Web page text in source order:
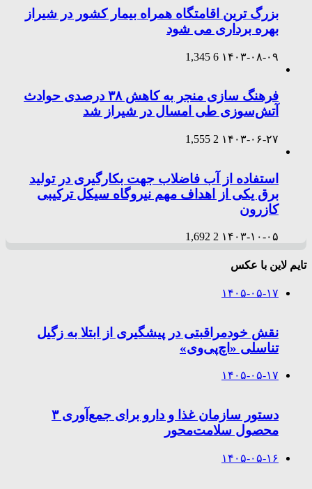
بزرگ ترین اقامتگاه همراه بیمار کشور در شیراز
بهره برداری می شود
۱۴۰۳-۰۸-۰۹ 6
1,345
فرهنگ سازی منجر به کاهش ۳۸ درصدی حوادث
آتش‌سوزی طی امسال در شیراز شد
۱۴۰۳-۰۶-۲۷ 2
1,555
استفاده از آب فاضلاب جهت بکارگیری در تولید
برق یکی از اهداف مهم نیروگاه سیکل ترکیبی
کازرون
۱۴۰۳-۱۰-۰۵ 2
1,692
تایم لاین با عکس
۱۴۰۵-۰۵-۱۷
نقش خودمراقبتی در پیشگیری از ابتلا به زگیل
تناسلی «اچ‌پی‌وی»
۱۴۰۵-۰۵-۱۷
دستور سازمان غذا و دارو برای جمع‌آوری ۳
محصول سلامت‌محور
۱۴۰۵-۰۵-۱۶